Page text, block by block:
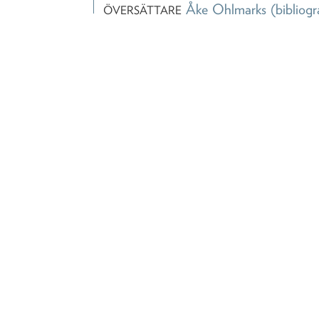
ÖVERSÄTTARE Åke Ohlmarks